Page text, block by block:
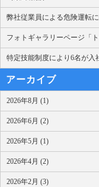
弊社従業員による危険運転
フォトギャラリーページ「
特定技能制度により6名が入
アーカイブ
2026年8月 (1)
2026年6月 (2)
2026年5月 (1)
2026年4月 (2)
2026年2月 (3)